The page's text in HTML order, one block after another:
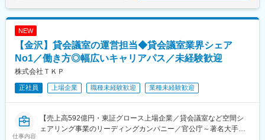
事にも当社が携わっています！
基本エリアで担当が分かれており営業活動をお任せします。
担当のお客様が任されている案件について当社製品をご提案やご
相談などで受注を取りに行きます。
・工事内容や要望をヒアリング
・工事中のフォロー
お客様の予算や納期など聞いたうえで当社がお役に立てるかなど
NEW
【金沢】貸会議室の運営担当◆貸会議室業界シェア
No1／働き方◎幅広いキャリアパス／未経験歓迎
株式会社ＴＫＰ
正社員 上場企業 職種未経験歓迎 業種未経験歓迎
仕事内容
【売上高592億円・東証グロース上場企業／貸会議室など空間シ
ェアリング事業のリーディングカンパニー／官公庁～著名大手企